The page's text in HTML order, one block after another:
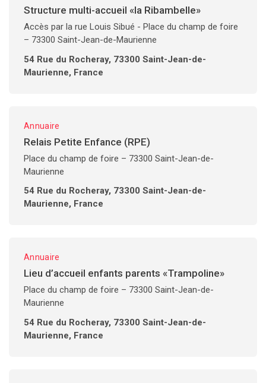
Structure multi-accueil «la Ribambelle»
Accès par la rue Louis Sibué - Place du champ de foire
– 73300 Saint-Jean-de-Maurienne
54 Rue du Rocheray, 73300 Saint-Jean-de-
Maurienne, France
Annuaire
Relais Petite Enfance (RPE)
Place du champ de foire – 73300 Saint-Jean-de-
Maurienne
54 Rue du Rocheray, 73300 Saint-Jean-de-
Maurienne, France
Annuaire
Lieu d’accueil enfants parents «Trampoline»
Place du champ de foire – 73300 Saint-Jean-de-
Maurienne
54 Rue du Rocheray, 73300 Saint-Jean-de-
Maurienne, France